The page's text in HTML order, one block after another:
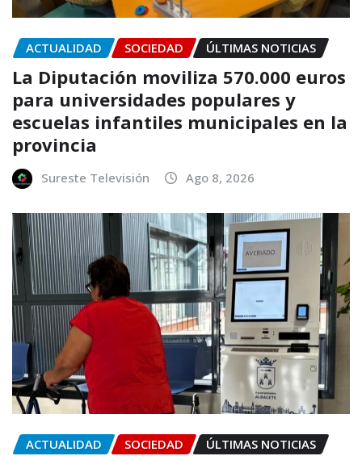
ACTUALIDAD SOCIEDAD ÚLTIMAS NOTICIAS
La Diputación moviliza 570.000 euros
para universidades populares y
escuelas infantiles municipales en la
provincia
Sureste Televisión Ago 8, 2026
ACTUALIDAD SOCIEDAD ÚLTIMAS NOTICIAS